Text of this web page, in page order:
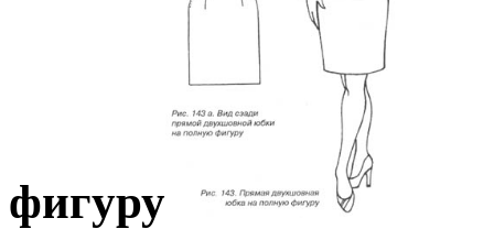
фигуру